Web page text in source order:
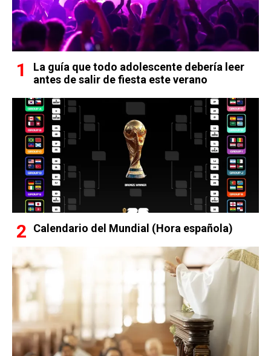
La guía que todo adolescente debería leer
antes de salir de fiesta este verano
Calendario del Mundial (Hora española)